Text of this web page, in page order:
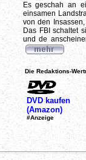
Es geschah an
einsamen
von den
Das FBI schaltet
und de
Die Redaktions-
DVD kaufen
(Amazon)
#Anzeige